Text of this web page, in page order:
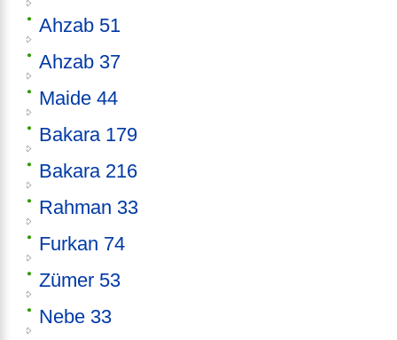
Ahzab 51
Ahzab 37
Maide 44
Bakara 179
Bakara 216
Rahman 33
Furkan 74
Zümer 53
Nebe 33